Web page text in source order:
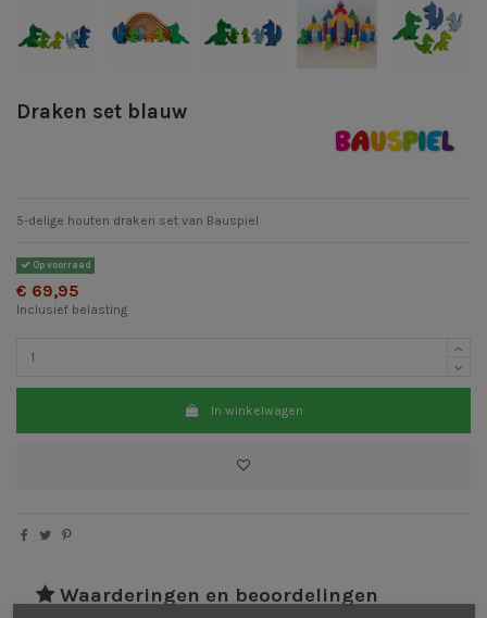
Draken set blauw
5-delige houten draken set van Bauspiel
Op voorraad
€ 69,95
Inclusief belasting
In winkelwagen
Waarderingen en beoordelingen